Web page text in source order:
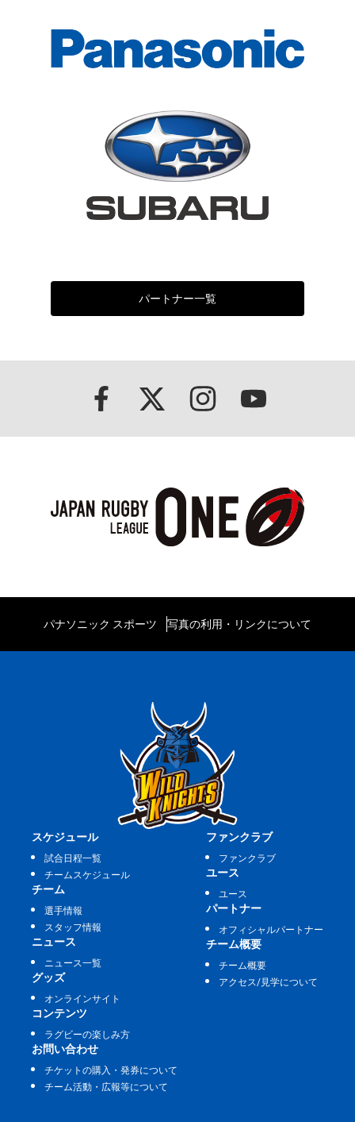
パートナー一覧
パナソニック スポーツ 写真の利用・リンクについて
スケジュール
試合日程一覧
チームスケジュール
チーム
選手情報
スタッフ情報
ニュース
ニュース一覧
グッズ
オンラインサイト
ファンクラブ
ファンクラブ
ユース
ユース
パートナー
オフィシャルパートナー
チーム概要
チーム概要
アクセス/見学について
コンテンツ
ラグビーの楽しみ方
お問い合わせ
チケットの購入・発券について
チーム活動・広報等について